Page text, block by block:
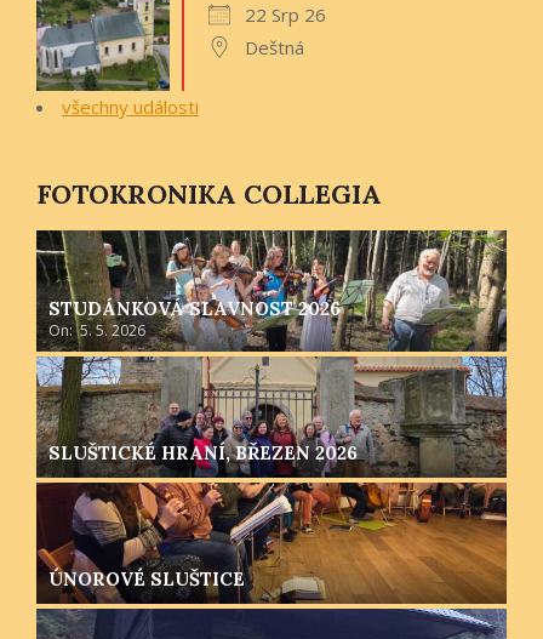
22 Srp 26
Deštná
všechny události
FOTOKRONIKA COLLEGIA
STUDÁNKOVÁ SLAVNOST 2026
On: 5. 5. 2026
SLUŠTICKÉ HRANÍ, BŘEZEN 2026
ÚNOROVÉ SLUŠTICE